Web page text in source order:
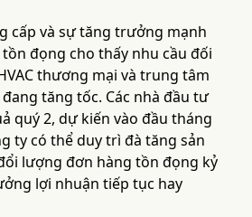
cấp và sự tăng trưởng mạnh
đọng cho thấy nhu cầu đối
thương mại và trung tâm
tăng tốc. Các nhà đầu tư
quý 2, dự kiến vào đầu tháng
ty có thể duy trì đà tăng sản
lượng đơn hàng tồn đọng kỷ
lợi nhuận tiếp tục hay